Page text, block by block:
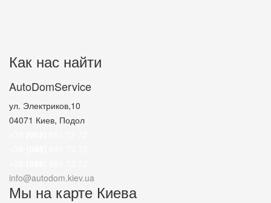
Как нас найти
AutoDomService
ул. Электриков,10
04071 Киев, Подол
info@autodom.kiev.ua
Мы на карте Киева